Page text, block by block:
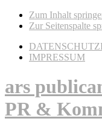
Zum Inhalt
Zur Seitenspalte
IMPRESSUM
ars
PR &